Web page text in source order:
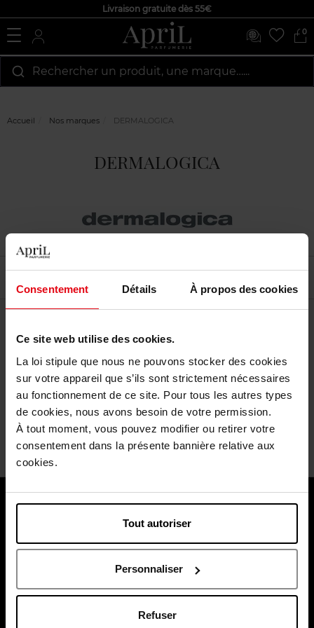
Consentement Détails À propos des cookies
Ce site web utilise des cookies.
La loi stipule que nous ne pouvons stocker des cookies
sur votre appareil que s’ils sont strictement nécessaires
au fonctionnement de ce site. Pour tous les autres types
de cookies, nous avons besoin de votre permission.
À tout moment, vous pouvez modifier ou retirer votre
consentement dans la présente bannière relative aux
cookies.
Tout autoriser
Personnaliser
Refuser
Livraison gratuite dès 55€
0
Rechercher un produit, une marque…...
Accueil Nos marques DERMALOGICA
DERMALOGICA
Livraison
à partir de 55€
Retour gratuit
dans votre
magasin
Emballage
offert
À propos de nous
Nos services
Payez en toute sécurité